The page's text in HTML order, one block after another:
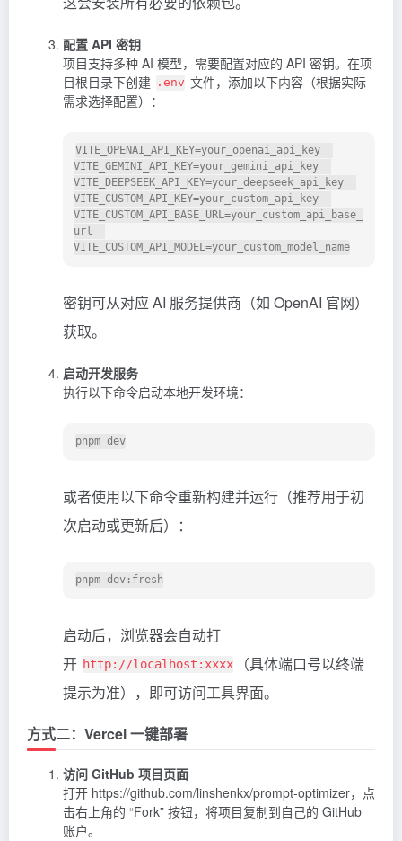
配置 API 密钥
项目支持多种 AI 模型，需要配置对应的 API 密钥。在项
目根目录下创建 .env 文件，添加以下内容（根据实际
需求选择配置）：
VITE_OPENAI_API_KEY=your_openai_api_key
VITE_GEMINI_API_KEY=your_gemini_api_key
VITE_DEEPSEEK_API_KEY=your_deepseek_api_key
VITE_CUSTOM_API_KEY=your_custom_api_key
VITE_CUSTOM_API_BASE_URL=your_custom_api_base_
url
密钥可从对应 AI 服务提供商（如 OpenAI 官网）
获取。
启动开发服务
执行以下命令启动本地开发环境：
或者使用以下命令重新构建并运行（推荐用于初
次启动或更新后）：
启动后，浏览器会自动打
开 http://localhost:xxxx
（具体端口号以终端
提示为准），即可访问工具界面。
方式二：Vercel 一键部署
访问 GitHub 项目页面
打开 https://github.com/linshenkx/prompt-optimizer，点
击右上角的 “Fork” 按钮，将项目复制到自己的 GitHub
账户。